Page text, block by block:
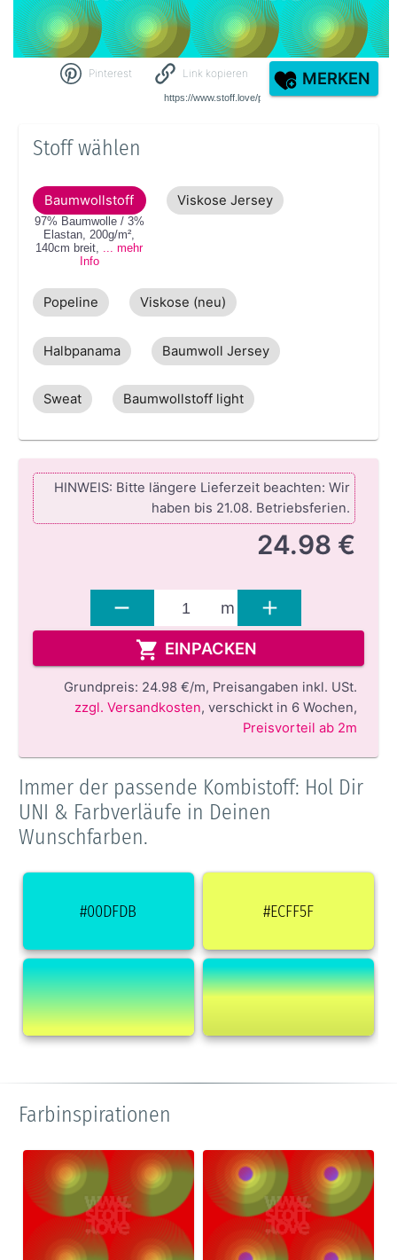
Pinterest Link kopieren MERKEN
Stoff wählen
Baumwollstoff
97% Baumwolle / 3%
Elastan 200g/m²
140cm breit
... mehr
Info
Viskose Jersey
Popeline Viskose (neu)
Halbpanama Baumwoll Jersey
Sweat Baumwollstoff light
HINWEIS: Bitte längere Lieferzeit beachten: Wir
haben bis 21.08. Betriebsferien.
24.98 €
m
EINPACKEN
Grundpreis: 24.98 €/m, Preisangaben inkl. USt.
zzgl. Versandkosten,verschickt in 6 Wochen,
Preisvorteil ab 2m
Immer der passende Kombistoff: Hol Dir
UNI & Farbverläufe in Deinen
Wunschfarben.
#00DFDB #ECFF5F
Farbinspirationen